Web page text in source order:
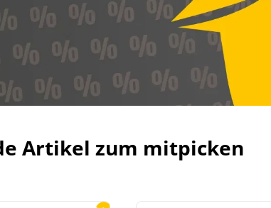
Artikel zum mitpicken